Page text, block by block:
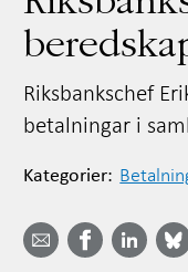
Riksbankschef
betalningar i
Kategorier:
email -
Dela på
FacebookLinkedIn
-
på
Bluesky
på